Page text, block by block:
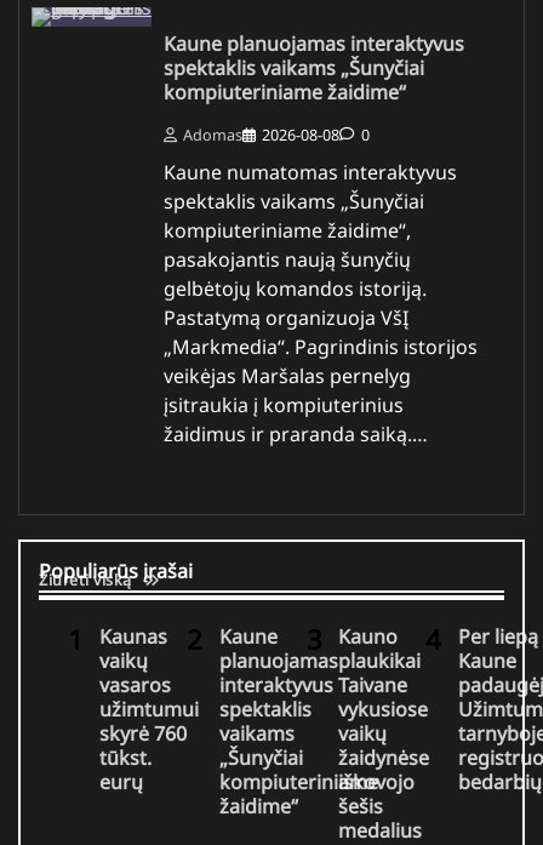
Kaune planuojamas interaktyvus
spektaklis vaikams „Šunyčiai
kompiuteriniame žaidime“
Adomas 2026-08-08 0
Kaune numatomas interaktyvus
spektaklis vaikams „Šunyčiai
kompiuteriniame žaidime“,
pasakojantis naują šunyčių
gelbėtojų komandos istoriją.
Pastatymą organizuoja VšĮ
„Markmedia“. Pagrindinis istorijos
veikėjas Maršalas pernelyg
įsitraukia į kompiuterinius
žaidimus ir praranda saiką.…
Populiarūs įrašai
Žiūrėti viską
Kaunas
vaikų
vasaros
užimtumui
skyrė 760
tūkst.
eurų
Kaune
planuojamas
interaktyvus
spektaklis
vaikams
„Šunyčiai
kompiuteriniame
žaidime“
Kauno
plaukikai
Taivane
vykusiose
vaikų
žaidynėse
iškovojo
šešis
medalius
Per liepą
Kaune
bedarbių